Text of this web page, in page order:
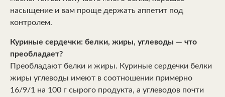
насыщение и вам проще держать аппетит под
контролем.
Куриные сердечки: белки, жиры, углеводы — что
преобладает?
Преобладают белки и жиры. Куриные сердечки белки
жиры углеводы имеют в соотношении примерно
16/9/1 на 100 г сырого продукта, а углеводов почти